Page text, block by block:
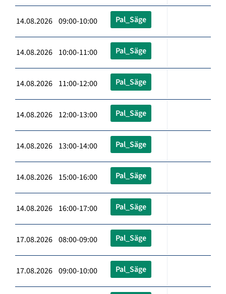
14.08.2026 09:00-10:00 Pal_Säge
14.08.2026 10:00-11:00 Pal_Säge
14.08.2026 11:00-12:00 Pal_Säge
14.08.2026 12:00-13:00 Pal_Säge
14.08.2026 13:00-14:00 Pal_Säge
14.08.2026 15:00-16:00 Pal_Säge
14.08.2026 16:00-17:00 Pal_Säge
17.08.2026 08:00-09:00 Pal_Säge
17.08.2026 09:00-10:00 Pal_Säge